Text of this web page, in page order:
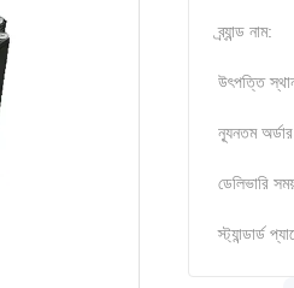
ব্র্যান্ড নাম:
উৎপত্তি
ন্যূনতম
ডেলিভারি
স্ট্যান্ডার্ড